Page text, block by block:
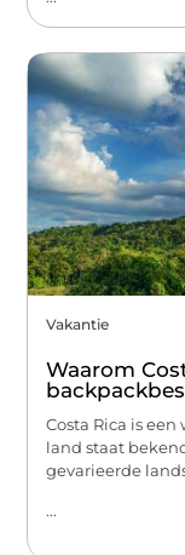
Vakantie
Waarom
Costa Rica is
land staat
gevarieerde
...